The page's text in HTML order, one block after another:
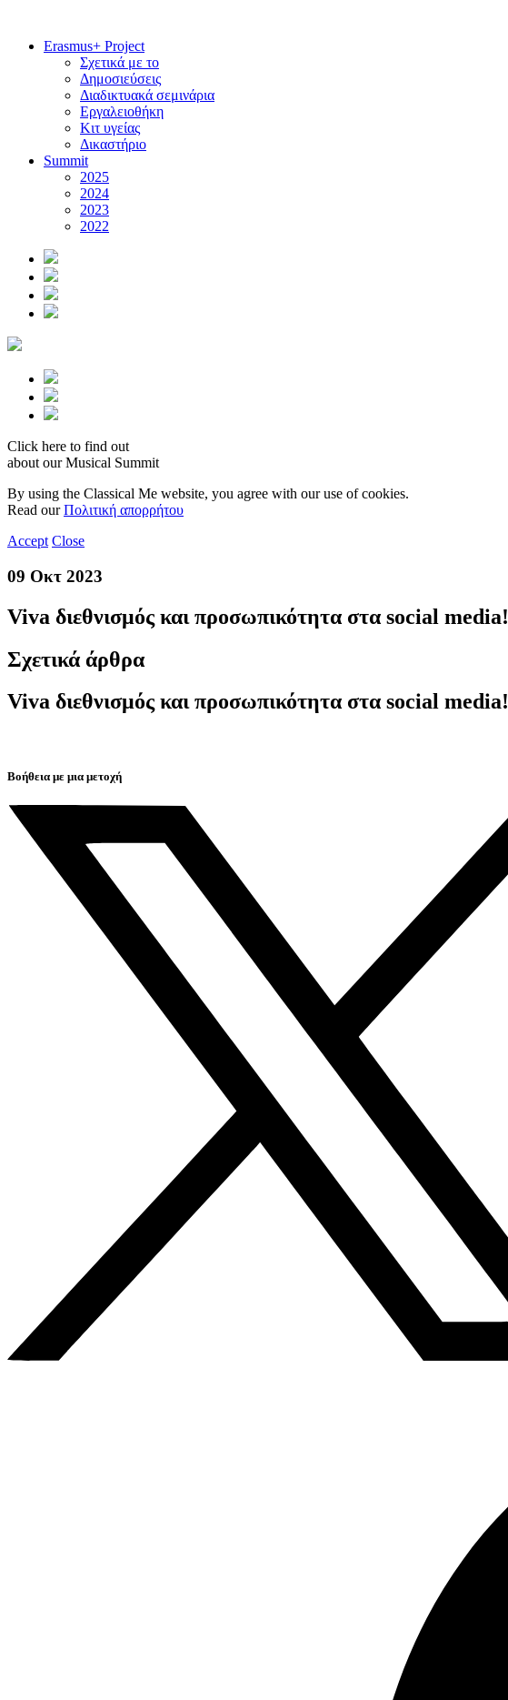
Erasmus+ Project
Σχετικά με το
Δημοσιεύσεις
Διαδικτυακά σεμινάρια
Εργαλειοθήκη
Κιτ υγείας
Δικαστήριο
Summit
2025
2024
2023
2022
Click here to find out
about our Musical Summit
By using the Classical Me website, you agree with our use of cookies.
Read ourΠολιτική απορρήτου
Accept Close
09 Οκτ 2023
Viva διεθνισμός και προσωπικότητα στα social media!
Σχετικά άρθρα
Viva διεθνισμός και προσωπικότητα στα social media!
Βοήθεια με μια μετοχή